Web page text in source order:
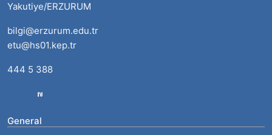
Yakutiye/ERZURUM
bilgi@erzurum.edu.tr
etu@hs01.kep.tr
444 5 388
General